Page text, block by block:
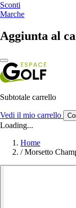
Sconti
Marche
Aggiunta al
Subtotale carrello
Vedi il mio carrello
Loading...
Home
/ Morsetto